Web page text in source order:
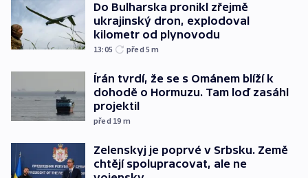
Do Bulharska pronikl zřejmě
ukrajinský dron, explodoval
kilometr od plynovodu
13:05 před 5m
Írán tvrdí, že se s Ománem blíží k
dohodě o Hormuzu. Tam loď zasáhl
projektil
před 19 m
Zelenskyj je poprvé v Srbsku. Země
chtějí spolupracovat, ale ne